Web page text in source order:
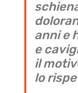
anni e
e
il
lo